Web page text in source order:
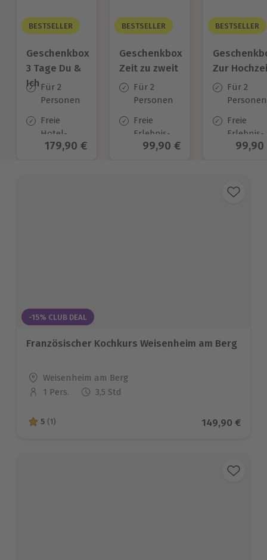
BESTSELLER
Geschenkbox
3 Tage Du &
Ich Für 2
Personen
Freie
Hotel-
Auswahl
Aktueller Preis
179,90 €
BESTSELLER
Geschenkbox
Zeit zu zweit
Für 2
Personen
Freie
Erlebnis-
Auswahl
Aktueller Preis
99,90 €
BESTSELLER
Zur
Für 2
Personen
Freie
Erlebnis-
Auswahl
99,90
-15% CLUB DEAL
Französischer Kochkurs Weisenheim am Berg
Standort
Weisenheim am Berg
Anzahl der Teilnehmer
1 Pers. 3,5 Std
5 von 5 Sternen basierend auf 1 Bewertungen
5 (1) Aktueller
149,90 €